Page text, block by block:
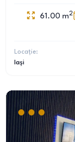
61.00 m2
Locație:
Iași